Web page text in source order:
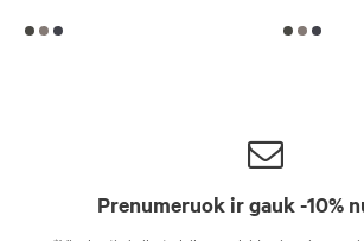
Prenumeruok ir gauk -10%